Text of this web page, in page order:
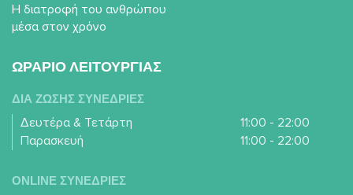
Η διατροφή του ανθρώπου
μέσα στον χρόνο
ΩΡΑΡΙΟ ΛΕΙΤΟΥΡΓΙΑΣ
ΔΙΑ ΖΩΣΗΣ ΣΥΝΕΔΡΙΕΣ
Δευτέρα & Τετάρτη
11:00 - 22:00
Παρασκευή
11:00 - 22:00
ONLINE ΣΥΝΕΔΡΙΕΣ